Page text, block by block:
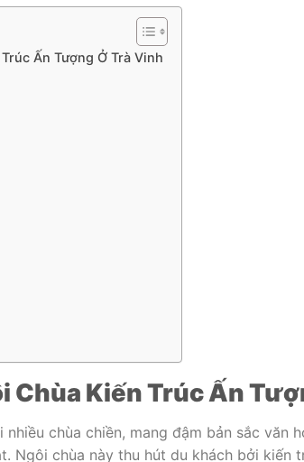
Ấn Tượng Ở Trà Vinh
Chùa Kiến Trúc Ấn
chùa chiền, mang đậm bản sắc văn
Ngôi chùa này thu hút du khách bởi kiến